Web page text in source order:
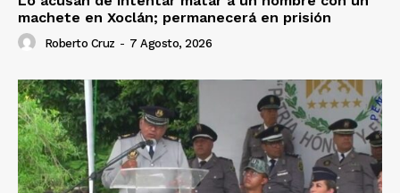
machete en Xoclán; permanecerá en prisión
Roberto Cruz - 7 Agosto, 2026